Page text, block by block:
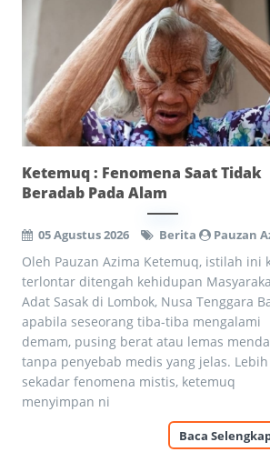
Ketemuq : Fenomena Saat Tidak
Beradab Pada Alam
05 Agustus 2026 Berita Pauzan
Oleh Pauzan Azima Ketemuq, istilah ini
terlontar ditengah kehidupan
Adat Sasak di Lombok, Nusa Tenggara
apabila seseorang tiba-tiba mengalami
demam, pusing berat atau lemas
tanpa penyebab medis yang jelas.
sekadar fenomena mistis, ketemuq
menyimpan ni
Baca